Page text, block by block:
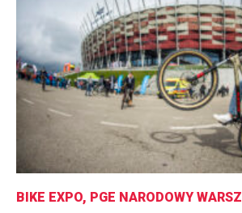
BIKE EXPO, PGE NARODOWY